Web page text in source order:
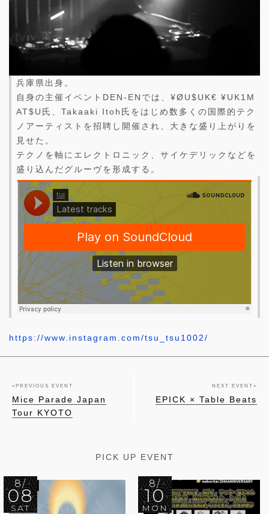
兵庫県出身。
自身の主催イベントDEN-ENでは、¥ØU$UK€ ¥UK1M
AT$U氏、Takaaki Itoh氏をはじめ数多くの国際的テク
ノアーティストを招聘し開催され、大きな盛り上がりを
見せた。
テクノを軸にエレクトロニック、サイケデリックなどを
盛り込んだグルーヴを形成する。
https://www.instagram.com/tsu_tsu1002/
« PREVIOUS EVENT
Mice Parade Japan
Tour KYOTO
NEXT EVENT »
EPICK × Table Beats
PICK UP EVENT
8/
08
SAT
8/
10
MON